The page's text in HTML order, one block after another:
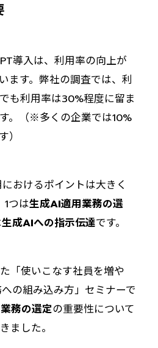
導入は、利用率の向上が
ます。弊社の調査では、利
も利用率は30%程度に留ま
。（※多くの企業では10%
）
おけるポイントは大きく
つは生成AI適用業務の選
生成AIへの指示伝達です。
「使いこなす社員を増や
の組み込み方」セミナーで
務の選定の重要性について
ました。